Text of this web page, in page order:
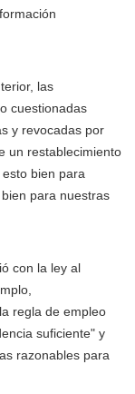
las
cuestionadas
y revocadas por
un restablecimiento
bien para
para nuestras
con la ley al
regla de empleo
suficiente" y
razonables para